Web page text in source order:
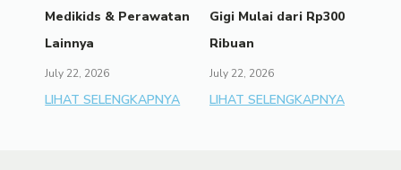
Medikids & Perawatan
Lainnya
July 22, 2026
LIHAT SELENGKAPNYA
Gigi Mulai dari Rp300
Ribuan
July 22, 2026
LIHAT SELENGKAPNYA